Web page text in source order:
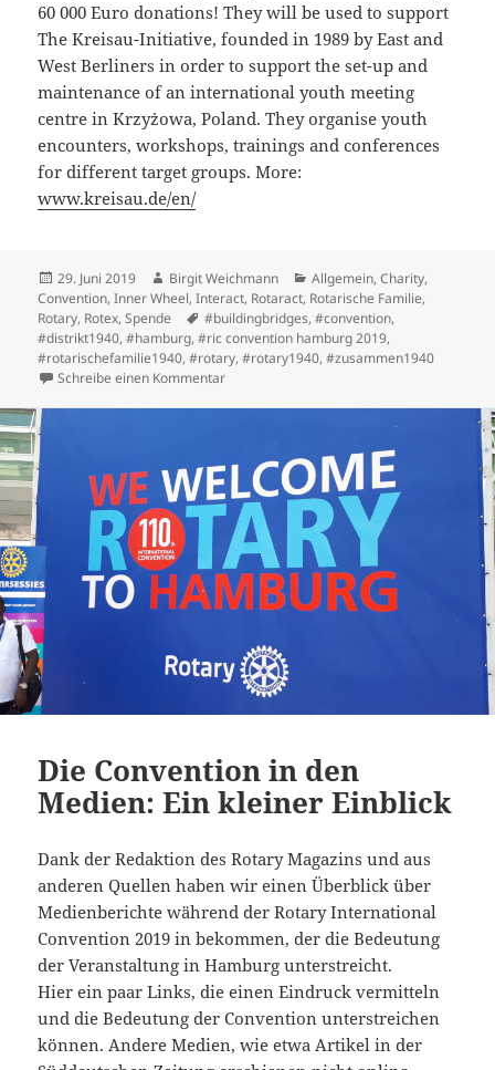
60 000 Euro donations! They will be used to support
The Kreisau-Initiative, founded in 1989 by East and
West Berliners in order to support the set-up and
maintenance of an international youth meeting
centre in Krzyżowa, Poland. They organise youth
encounters, workshops, trainings and conferences
for different target groups. More:
www.kreisau.de/en/
Veröffentlicht
am
29. Juni 2019 Autor
Birgit Weichmann Kategorien
Allgemein,Charity,
Convention,Inner Wheel,Interact, Rotaract, Rotarische Familie,
Rotary, Rotex,Spende Schlagwörter
#buildingbridges,#convention,
#distrikt1940,#hamburg,#ric convention hamburg 2019,
#rotarischefamilie1940,#rotary,#rotary1940,#zusammen1940
Schreibe einen Kommentarzu Elbe Charity Boat Tour: 610
Die Convention in den
Medien: Ein kleiner Einblick
Dank der Redaktion des Rotary Magazins und aus
anderen Quellen haben wir einen Überblick über
Medienberichte während der Rotary International
Convention 2019 in bekommen, der die Bedeutung
der Veranstaltung in Hamburg unterstreicht.
Hier ein paar Links, die einen Eindruck vermitteln
und die Bedeutung der Convention unterstreichen
können. Andere Medien, wie etwa Artikel in der